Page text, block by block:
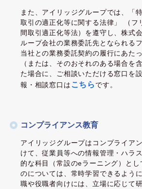
また、アイリッジグループでは、「
取引の適正化等に関する法律」 （フ
間取引適正化等法）を遵守し、株式
ループ会社の業務委託先となられる
当社との業務委託契約の履行にあた
（または、そのおそれのある場合を
た場合に、ご相談いただける窓口を
報・相談窓口は こちら です。
コンプライアンス教育
アイリッジグループはコンプライア
けて、従業員等への情報管理・ハラ
的な科目（常設のeラーニング）とし
のについては、常時学習できるよう
職や役職者向けには、立場に応じて